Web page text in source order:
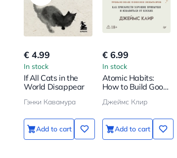
€ 4.99
In stock
If All Cats in the
World Disappear
Гэнки Кавамура
Add to cart
€ 6.99
In stock
Atomic Habits:
How to Build Good
Bad Ones
Джеймс Клир
Add to cart